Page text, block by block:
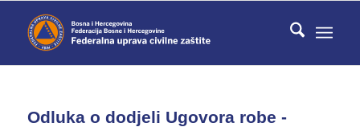
Odluka o dodjeli Ugovora robe -